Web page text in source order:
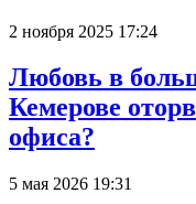
2 ноября 2025 17:24
Любовь в
Кемерове
офиса?
5 мая 2026 19:31